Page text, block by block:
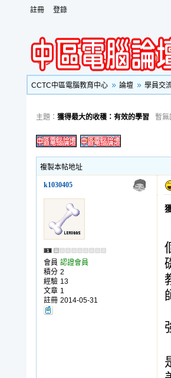
註冊 登錄
CCTC中區電腦教育中心 論壇 學員交
主題： 獲得最大的收穫：有效的學習 暫無
複製本帖地址
k1030405
會員 認證會員
積分 2
經驗 13
文章 1
註冊 2014-05-31